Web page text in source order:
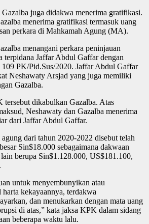
juga didakwa menerima gratifikasi.
menerima gratifikasi termasuk uang
perkara di Mahkamah Agung (MA).
menangani perkara peninjauan
terpidana Jaffar Abdul Gaffar dengan
109 PK/Pid.Sus/2020. Jaffar Abdul Gaffar
Neshawaty Arsjad yang juga memiliki
Gazalba.
tersebut dikabulkan Gazalba. Atas
Neshawaty dan Gazalba menerima
dari Jaffar Abdul Gaffar.
dari tahun 2020-2022 disebut telah
Sin$18.000 sebagaimana dakwaan
berupa Sin$1.128.000, US$181.100,
untuk menyembunyikan atau
harta kekayaannya, terdakwa
dan menukarkan dengan mata uang
di atas,” kata jaksa KPK dalam sidang
beberapa waktu lalu.